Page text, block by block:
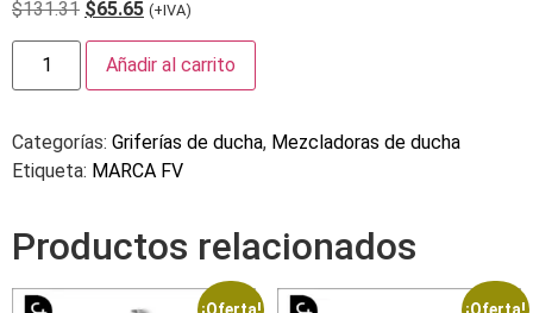
$131.31 $65.65 (+IVA)
Añadir al carrito
Categorías: Griferías de ducha, Mezcladoras de ducha
Etiqueta: MARCA FV
Productos relacionados